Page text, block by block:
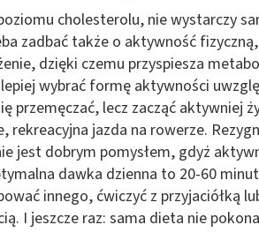
cholesterolu, nie wystarczy
zadbać także o aktywność
dzięki czemu przyspiesza
wybrać formę aktywności
przemęczać, lecz zacząć aktywniej
rekreacyjna jazda na rowerze.
jest dobrym pomysłem, gdyż
dawka dzienna to 20-60
innego, ćwiczyć z przyjaciółką
I jeszcze raz: sama dieta nie